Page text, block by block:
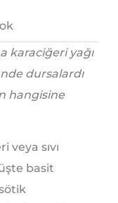
karaciğeri yağı
dursalardı
hangisine
veya sıvı
basit